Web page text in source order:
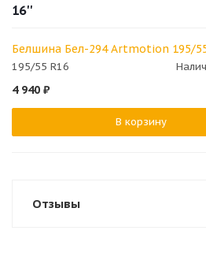
16''
Белшина Бел-294 Artmotion 195/
195/55 R16
4 940 ₽
В корзину
Отзывы